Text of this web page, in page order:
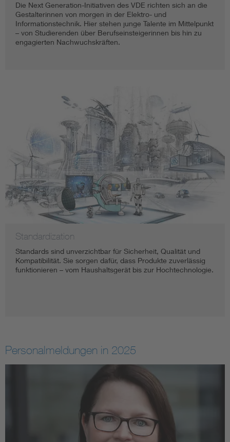
Die Next Generation-Initiativen des VDE richten sich an die
Gestalterinnen von morgen in der Elektro- und
Informationstechnik. Hier stehen junge Talente im Mittelpunkt
– von Studierenden über Berufseinsteigerinnen bis hin zu
engagierten Nachwuchskräften.
Standardization
Standards sind unverzichtbar für Sicherheit, Qualität und
Kompatibilität. Sie sorgen dafür, dass Produkte zuverlässig
funktionieren – vom Haushaltsgerät bis zur Hochtechnologie.
Personalmeldungen in 2025